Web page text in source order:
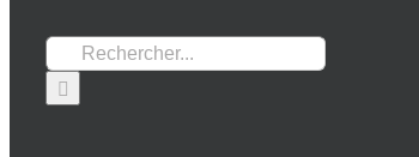
Rechercher: